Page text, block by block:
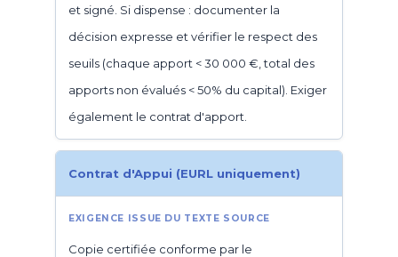
et signé. Si dispense : documenter la
décision expresse et vérifier le respect des
seuils (chaque apport < 30 000 €, total des
apports non évalués < 50% du capital). Exiger
également le contrat d'apport.
Contrat d'Appui (EURL uniquement)
Copie certifiée conforme par le